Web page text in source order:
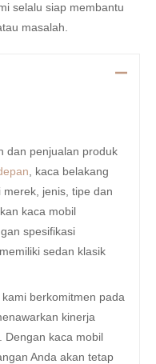
selalu siap membantu
masalah.
dan penjualan produk
, kaca belakang
jenis, tipe dan
kaca mobil
spesifikasi
sedan klasik
, kami berkomitmen pada
kinerja
kaca mobil
Anda akan tetap